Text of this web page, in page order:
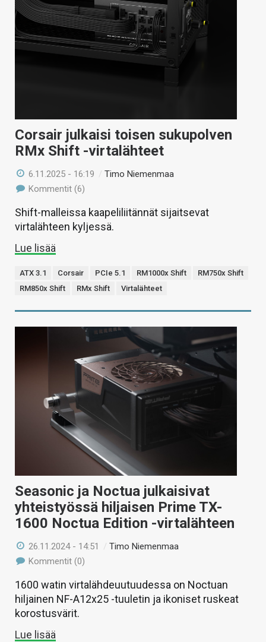
KAUPPA
VAIHDA TEEMA
Corsair julkaisi toisen sukupolven
RMx Shift -virtalähteet
6.11.2025 - 16:19 /Timo Niemenmaa
Kommentit (6)
Shift-malleissa kaapeliliitännät sijaitsevat
virtalähteen kyljessä.
Lue lisää
ATX 3.1 Corsair PCIe 5.1 RM1000x Shift
RM750x Shift
RM850x Shift
RMx Shift Virtalähteet
Seasonic ja Noctua julkaisivat
yhteistyössä hiljaisen Prime TX-
1600 Noctua Edition -virtalähteen
26.11.2024 - 14:51 /Timo Niemenmaa
Kommentit (0)
1600 watin virtalähdeuutuudessa on Noctuan
hiljainen NF-A12x25 -tuuletin ja ikoniset ruskeat
korostusvärit.
Lue lisää